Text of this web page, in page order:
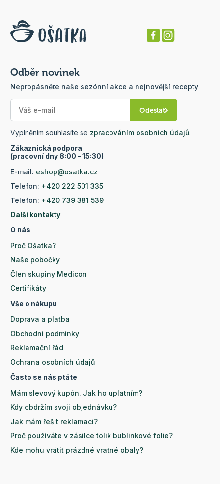
Odběr novinek
Nepropásněte naše sezónní akce a nejnovější recepty
Odeslat
Vyplněním souhlasíte se zpracováním osobních údajů.
Zákaznická podpora
(pracovní dny 8:00 - 15:30)
E-mail: eshop@osatka.cz
Telefon: +420 222 501 335
Telefon: +420 739 381 539
Další kontakty
O nás
Proč Ošatka?
Naše pobočky
Člen skupiny Medicon
Certifikáty
Vše o nákupu
Doprava a platba
Obchodní podmínky
Reklamační řád
Ochrana osobních údajů
Často se nás ptáte
Mám slevový kupón. Jak ho uplatním?
Kdy obdržím svoji objednávku?
Jak mám řešit reklamaci?
Proč používáte v zásilce tolik bublinkové folie?
Kde mohu vrátit prázdné vratné obaly?